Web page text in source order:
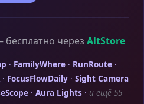
через AltStore
· FamilyWhere· RunRoute·
· FocusFlowDaily· Sight Camera
· Aura Lights · и ещё 55